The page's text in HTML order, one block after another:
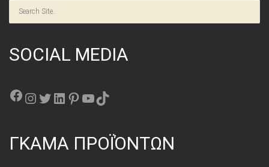
SOCIAL MEDIA
Facebook
Instagram
Twitter
Linkedin
Pinterest
YouTube
TikTok
ΓΚΑΜΑ ΠΡΟΪΌΝΤΩΝ